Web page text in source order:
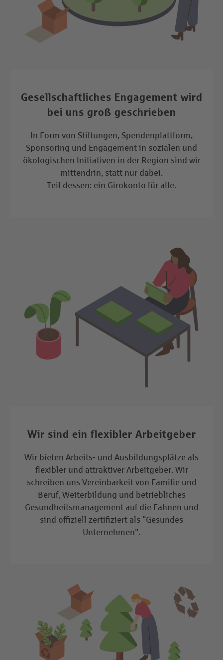
Gesellschaftliches Engagement wird
bei uns groß geschrieben
In Form von Stiftungen, Spendenplattform,
Sponsoring und Engagement in sozialen und
ökologischen Initiativen in der Region sind wir
mittendrin, statt nur dabei.
Teil dessen: ein Girokonto für alle.
Wir sind ein flexibler Arbeitgeber
Wir bieten Arbeits- und Ausbildungsplätze als
flexibler und attraktiver Arbeitgeber. Wir
schreiben uns Vereinbarkeit von Familie und
Beruf, Weiterbildung und betriebliches
Gesundheitsmanagement auf die Fahnen und
sind offiziell zertifiziert als "Gesundes
Unternehmen".